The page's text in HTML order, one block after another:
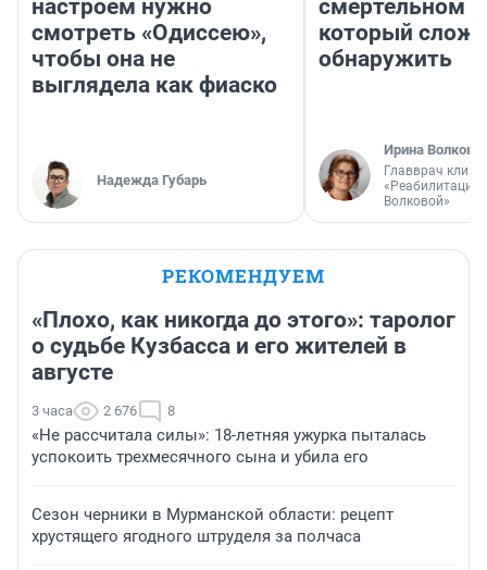
настроем нужно
смотреть «Одиссею»,
чтобы она не
выглядела как фиаско
Надежда Губарь
смертельном
который
обнаружить
Ирина Волкова
Главврач
«Реабилитация
Волковой»
РЕКОМЕНДУЕМ
«Плохо, как никогда до этого»: таролог
о судьбе Кузбасса и его жителей в
августе
3 часа 2 676 8
«Не рассчитала силы»: 18-летняя ужурка пыталась
успокоить трехмесячного сына и убила его
Сезон черники в Мурманской области: рецепт
хрустящего ягодного штруделя за полчаса